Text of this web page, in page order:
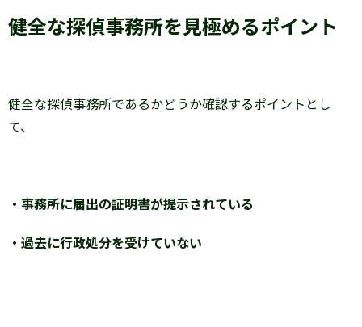
健全な探偵事務所を見極めるポイント
健全な探偵事務所であるかどうか確認するポイントとし
て、
・事務所に届出の証明書が提示されている
・過去に行政処分を受けていない